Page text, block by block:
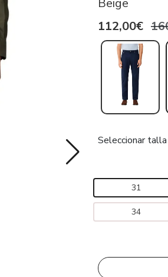
Beige
112,00€
Seleccionar talla
31
34